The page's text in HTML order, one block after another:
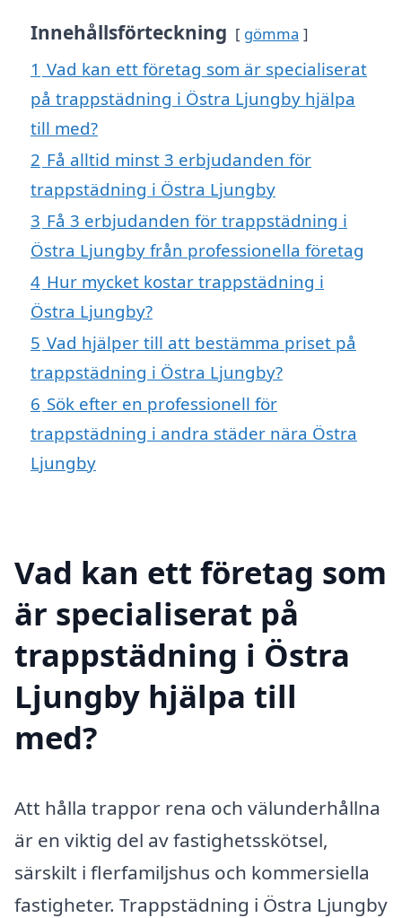
Innehållsförteckning gömma
1 Vad kan ett företag som är specialiserat
på trappstädning i Östra Ljungby hjälpa
till med?
2 Få alltid minst 3 erbjudanden för
trappstädning i Östra Ljungby
3 Få 3 erbjudanden för trappstädning i
Östra Ljungby från professionella företag
4 Hur mycket kostar trappstädning i
Östra Ljungby?
5 Vad hjälper till att bestämma priset på
trappstädning i Östra Ljungby?
6 Sök efter en professionell för
trappstädning i andra städer nära Östra
Ljungby
Vad kan ett företag som
är specialiserat på
trappstädning i Östra
Ljungby hjälpa till
med?
Att hålla trappor rena och välunderhållna
är en viktig del av fastighetsskötsel,
särskilt i flerfamiljshus och kommersiella
fastigheter. Trappstädning i Östra Ljungby